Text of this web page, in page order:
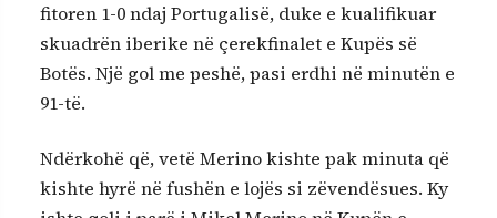
fitoren 1-0 ndaj Portugalisë, duke e kualifikuar
skuadrën iberike në çerekfinalet e Kupës së
Botës. Një gol me peshë, pasi erdhi në minutën e
91-të.
Ndërkohë që, vetë Merino kishte pak minuta që
kishte hyrë në fushën e lojës si zëvendësues. Ky